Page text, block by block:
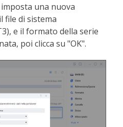
una nuova
file di sistema
e il formato della serie
poi clicca su "OK".